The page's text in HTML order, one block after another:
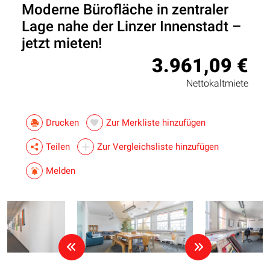
Moderne Bürofläche in zentraler
Lage nahe der Linzer Innenstadt –
jetzt mieten!
3.961,09 €
Nettokaltmiete
Drucken Zur Merkliste hinzufügen
Teilen Zur Vergleichsliste hinzufügen
Melden